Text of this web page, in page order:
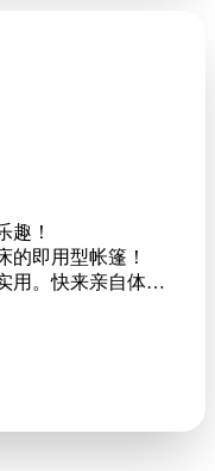
趣！
的即用型帐篷！
用。快来亲自体验
器。